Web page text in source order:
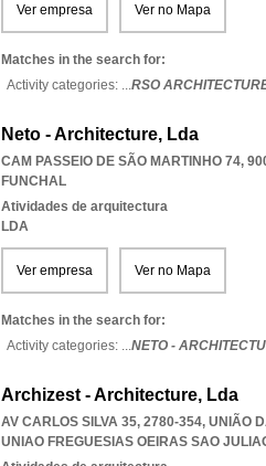
Ver empresa Ver no Mapa
Matches in the search for:
Activity categories: ...RSO
Neto - Architecture, Lda
CAM PASSEIO DE SÃO MARTINHO 74,
FUNCHAL
Atividades de arquitectura
LDA
Ver empresa Ver no Mapa
Matches in the search for:
Activity categories: ...NETO -
Archizest - Architecture, Lda
AV CARLOS SILVA 35, 2780-354, UNIÃO
UNIAO FREGUESIAS OEIRAS SAO